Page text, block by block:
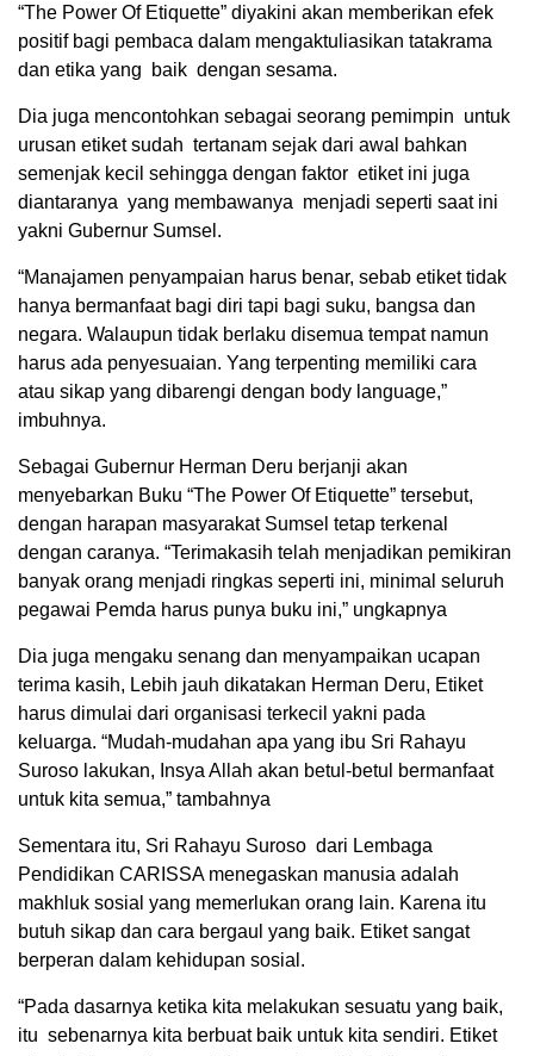
“The Power Of Etiquette” diyakini akan memberikan efek
positif bagi pembaca dalam mengaktuliasikan tatakrama
dan etika yang baik dengan sesama.
Dia juga mencontohkan sebagai seorang pemimpin untuk
urusan etiket sudah tertanam sejak dari awal bahkan
semenjak kecil sehingga dengan faktor etiket ini juga
diantaranya yang membawanya menjadi seperti saat ini
yakni Gubernur Sumsel.
“Manajamen penyampaian harus benar, sebab etiket tidak
hanya bermanfaat bagi diri tapi bagi suku, bangsa dan
negara. Walaupun tidak berlaku disemua tempat namun
harus ada penyesuaian. Yang terpenting memiliki cara
atau sikap yang dibarengi dengan body language,”
imbuhnya.
Sebagai Gubernur Herman Deru berjanji akan
menyebarkan Buku “The Power Of Etiquette” tersebut,
dengan harapan masyarakat Sumsel tetap terkenal
dengan caranya. “Terimakasih telah menjadikan pemikiran
banyak orang menjadi ringkas seperti ini, minimal seluruh
pegawai Pemda harus punya buku ini,” ungkapnya
Dia juga mengaku senang dan menyampaikan ucapan
terima kasih, Lebih jauh dikatakan Herman Deru, Etiket
harus dimulai dari organisasi terkecil yakni pada
keluarga. “Mudah-mudahan apa yang ibu Sri Rahayu
Suroso lakukan, Insya Allah akan betul-betul bermanfaat
untuk kita semua,” tambahnya
Sementara itu, Sri Rahayu Suroso dari Lembaga
Pendidikan CARISSA menegaskan manusia adalah
makhluk sosial yang memerlukan orang lain. Karena itu
butuh sikap dan cara bergaul yang baik. Etiket sangat
berperan dalam kehidupan sosial.
“Pada dasarnya ketika kita melakukan sesuatu yang baik,
itu sebenarnya kita berbuat baik untuk kita sendiri. Etiket